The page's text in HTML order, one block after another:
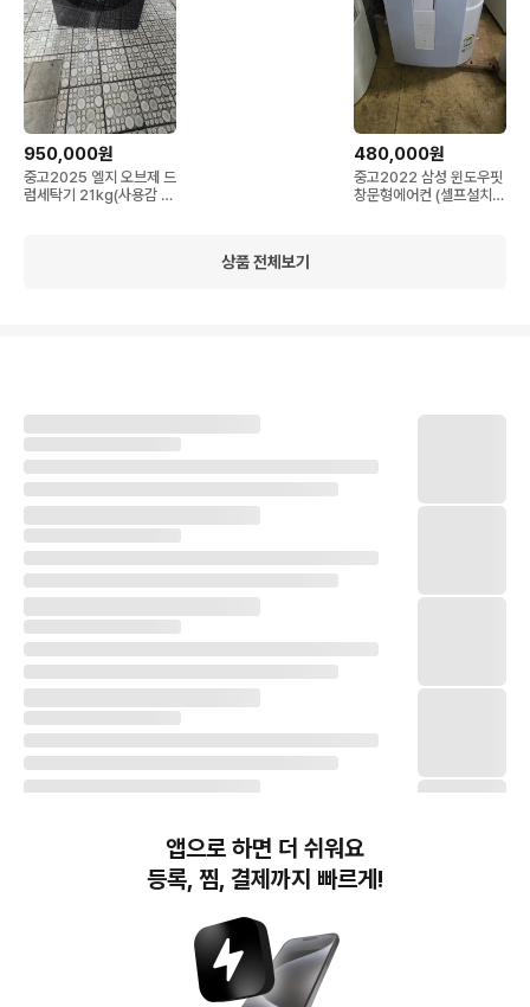
950,000원
중고2025 엘지 오브제 드
럼세탁기 21kg(사용감 거
480,000원
중고2022 삼성 윈도우핏
창문형에어컨 (셀프설치)
상품 전체보기
번개장터(주) 사업자정보, 이용약관 및 기타 법적고지
앱으로 하면 더 쉬워요
등록, 찜, 결제까지 빠르게!